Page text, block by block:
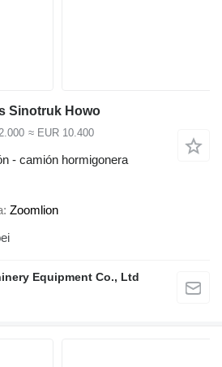
Sinotruk Howo
≈ EUR 10.400
- camión hormigonera
Zoomlion
Equipment Co., Ltd